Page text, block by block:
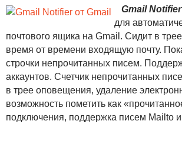
Gmail Notifier
для
почтового ящика на Gmail. Сидит в
время от времени входящую почту.
строчки непрочитанных писем.
аккаунтов. Счетчик непрочитанных
в трее оповещения, удаление
возможность пометить как
подключения, поддержка писем Mailto и